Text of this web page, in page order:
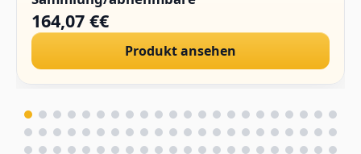
Kleidung/Sammlerstücke/PVC/1/4.(Hard
Chest)
164,07 €€
Produkt ansehen